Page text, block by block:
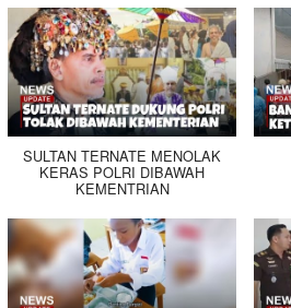
SULTAN TERNATE MENOLAK
KERAS POLRI DIBAWAH
KEMENTRIAN